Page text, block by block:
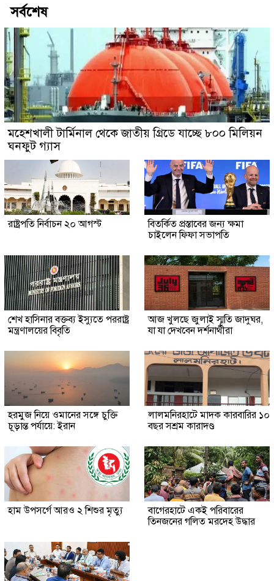
সর্বশেষ
মহেশখালী টার্মিনাল থেকে জাতীয় গ্রিডে যাচ্ছে ৮০০ মিলিয়ন
ঘনফুট গ্যাস
রাষ্ট্রপতি নির্বাচন ২০ আগস্ট
বিতর্কিত প্রস্তাবের জন্য ক্ষমা
চাইলেন ফিফা সভাপতি
শেখ হাসিনার বক্তব্য ইস্যুতে পররাষ্ট্র
মন্ত্রণালয়ের বিবৃতি
আজ খুলছে জুলাই স্মৃতি জাদুঘর,
যা যা দেখবেন দর্শনার্থীরা
হরমুজ নিয়ে ওমানের সঙ্গে চুক্তি
চূড়ান্ত পর্যায়ে: ইরান
লালমনিরহাটে মাদক কারবারির ১০
বছর সশ্রম কারাদণ্ড
হাম উপসর্গে আরও ২ শিশুর মৃত্যু
‎বাগেরহাটে একই পরিবারের
তিনজনের গলিত মরদেহ উদ্ধার